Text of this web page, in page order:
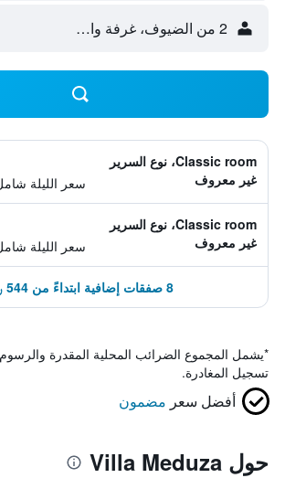
2 من الضيوف، غرفة واحدة
Classic room، نوع السرير
غير معروف
سعر الليلة
Classic room، نوع السرير
غير معروف
سعر الليلة
8 صفقات إضافية ابتداءً من 544 ﷼
*يشمل المجموع الضرائب المحلية المقدرة
تسجيل المغادرة.
أفضل سعر مضمون
حول Villa Meduza